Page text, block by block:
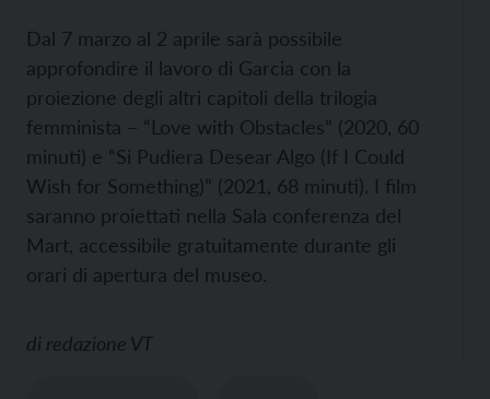
Dal 7 marzo al 2 aprile sarà possibile
approfondire il lavoro di Garcia con la
proiezione degli altri capitoli della trilogia
femminista − “Love with Obstacles” (2020, 60
minuti) e “Si Pudiera Desear Algo (If I Could
Wish for Something)” (2021, 68 minuti). I film
saranno proiettati nella Sala conferenza del
Mart, accessibile gratuitamente durante gli
orari di apertura del museo.
di redazione VT